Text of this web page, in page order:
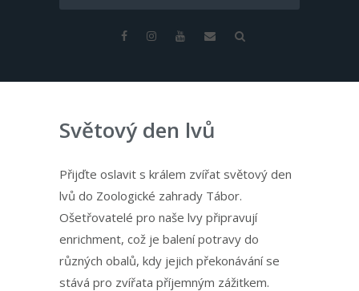
Světový den lvů
Přijďte oslavit s králem zvířat světový den
lvů do Zoologické zahrady Tábor.
Ošetřovatelé pro naše lvy připravují
enrichment, což je balení potravy do
různých obalů, kdy jejich překonávání se
stává pro zvířata příjemným zážitkem.